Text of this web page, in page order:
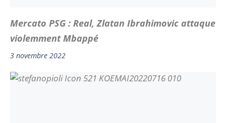
Mercato PSG : Real, Zlatan Ibrahimovic attaque
violemment Mbappé
3 novembre 2022